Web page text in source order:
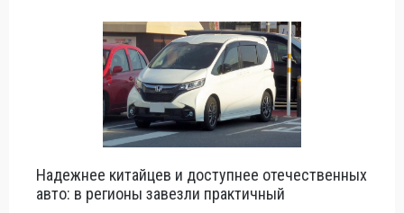
Надежнее китайцев и доступнее отечественных
авто: в регионы завезли практичный